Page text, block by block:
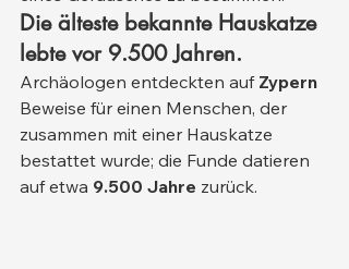
Die älteste bekannte Hauskatze
lebte vor 9.500 Jahren.
Archäologen entdeckten auf Zypern
Beweise für einen Menschen, der
zusammen mit einer Hauskatze
bestattet wurde; die Funde datieren
auf etwa 9.500 Jahre zurück.